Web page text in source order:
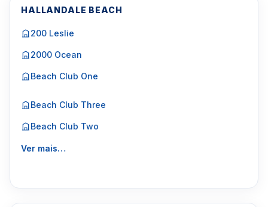
HALLANDALE BEACH
200 Leslie
2000 Ocean
Beach Club One
Beach Club Three
Beach Club Two
Ver mais…